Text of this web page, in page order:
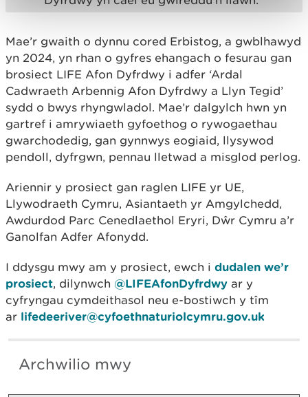
Mae’r gwaith o dynnu cored Erbistog, a gwblhawyd
yn 2024, yn rhan o gyfres ehangach o fesurau gan
brosiect LIFE Afon Dyfrdwy i adfer ‘Ardal
Cadwraeth Arbennig Afon Dyfrdwy a Llyn Tegid’
sydd o bwys rhyngwladol. Mae’r dalgylch hwn yn
gartref i amrywiaeth gyfoethog o rywogaethau
gwarchodedig, gan gynnwys eogiaid, llysywod
pendoll, dyfrgwn, pennau lletwad a misglod perlog.
Ariennir y prosiect gan raglen LIFE yr UE,
Llywodraeth Cymru, Asiantaeth yr Amgylchedd,
Awdurdod Parc Cenedlaethol Eryri, Dŵr Cymru a’r
Ganolfan Adfer Afonydd.
I ddysgu mwy am y prosiect, ewch i dudalen we’r
prosiect, dilynwch @LIFEAfonDyfrdwy ar y
cyfryngau cymdeithasol neu e-bostiwch y tîm
ar lifedeeriver@cyfoethnaturiolcymru.gov.uk
Archwilio mwy